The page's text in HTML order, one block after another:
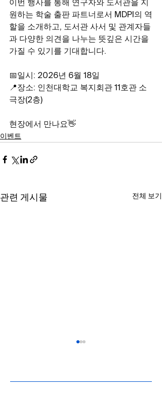
이번 행사를 통해 연구자와 도서관을 지
원하는 학술 출판 파트너로서 MDPI의 역
할을 소개하고, 도서관 사서 및 관계자들
과 다양한 의견을 나누는 뜻깊은 시간을
가질 수 있기를 기대합니다.
📅일시: 2026년 6월 18일
📍장소: 인천대학교 복지회관 11호관 소
극장(2층)
현장에서 만나요👋
이벤트
관련 게시물 전체 보기